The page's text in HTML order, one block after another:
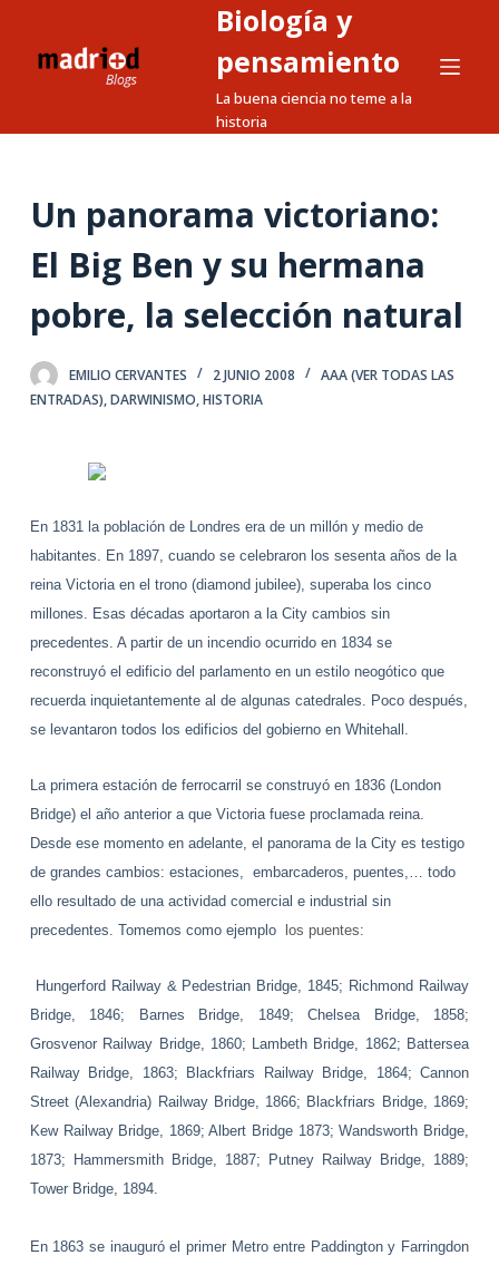
a
n
e
n
Biología y
pensamiento
La buena ciencia no teme a la
historia
Un panorama victoriano:
El Big Ben y su hermana
pobre, la selección natural
EMILIO CERVANTES 2 JUNIO 2008
AAA (VER TODAS LAS
ENTRADAS),DARWINISMO,HISTORIA
En 1831 la población de Londres era de un millón y medio de
habitantes. En 1897, cuando se celebraron los sesenta años de la
reina Victoria en el trono (diamond jubilee), superaba los cinco
millones. Esas décadas aportaron a la Citycambios sin
precedentes. A partir de un incendio ocurrido en 1834se
reconstruyó el edificio del parlamento en un estilo neogótico que
recuerda inquietantemente al de algunas catedrales. Poco después,
se levantaron todos los edificios del gobierno en Whitehall.
La primera estación de ferrocarril se construyó en 1836 (London
Bridge) el año anterior a que Victoria fuese proclamada reina.
Desde ese momento en adelante, el panorama de la Cityes testigo
de grandes cambios: estaciones,
embarcaderos, puentes,… todo
ello resultado de una actividad comercial e industrial sin
precedentes. Tomemos como ejemplo
los puentes:
Hungerford Railway & Pedestrian Bridge, 1845; Richmond Railway
Bridge, 1846; Barnes Bridge, 1849; Chelsea Bridge, 1858;
Grosvenor Railway Bridge, 1860; Lambeth Bridge, 1862; Battersea
Railway Bridge, 1863; Blackfriars Railway Bridge, 1864; Cannon
Street (Alexandria) Railway Bridge, 1866; Blackfriars Bridge, 1869;
Kew Railway Bridge, 1869; Albert Bridge 1873; Wandsworth Bridge,
1873; Hammersmith Bridge, 1887; Putney Railway Bridge, 1889;
Tower Bridge, 1894.
En 1863 se inauguró el primer Metro entre Paddington y Farringdon